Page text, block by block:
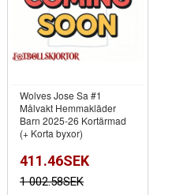
Wolves Jose Sa #1
Målvakt Hemmakläder
Barn 2025-26 Kortärmad
(+ Korta byxor)
411.46SEK
1 002.58SEK